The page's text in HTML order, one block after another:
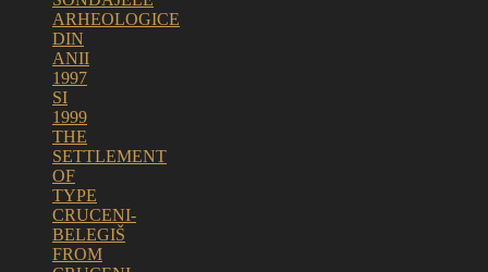
ARHEOLOGICE
DIN
ANII
1997
SI
1999
THE
SETTLEMENT
OF
TYPE
CRUCENI-
BELEGIŠ
FROM